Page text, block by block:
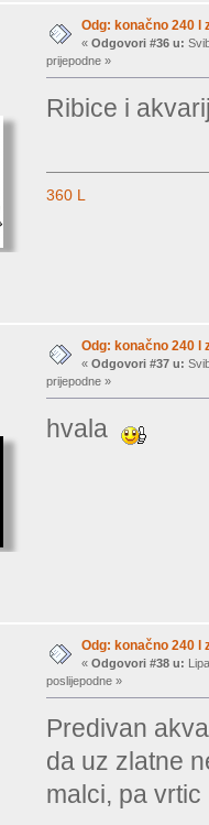
Odg: konačno 240 l
« Odgovori #36 u:
prijepodne »
Ribice i
360 L
Odg: konačno 240 l
« Odgovori #37 u:
prijepodne »
hvala
Odg: konačno 240 l
« Odgovori #38 u:
poslijepodne »
Predivan
da uz zlatne
malci, pa